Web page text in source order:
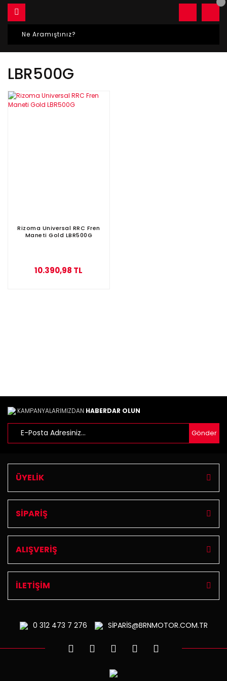
LBR500G
Rizoma Universal RRC Fren
Maneti Gold LBR500G
10.390,98 TL
KAMPANYALARIMIZDAN HABERDAR OLUN
Gönder
ÜYELİK
SİPARİŞ
ALIŞVERİŞ
İLETİŞİM
0 312473 7 276 SİPARİS@BRNMOTOR.COM.TR